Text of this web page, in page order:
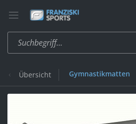
Übersicht Gymnastikmatten